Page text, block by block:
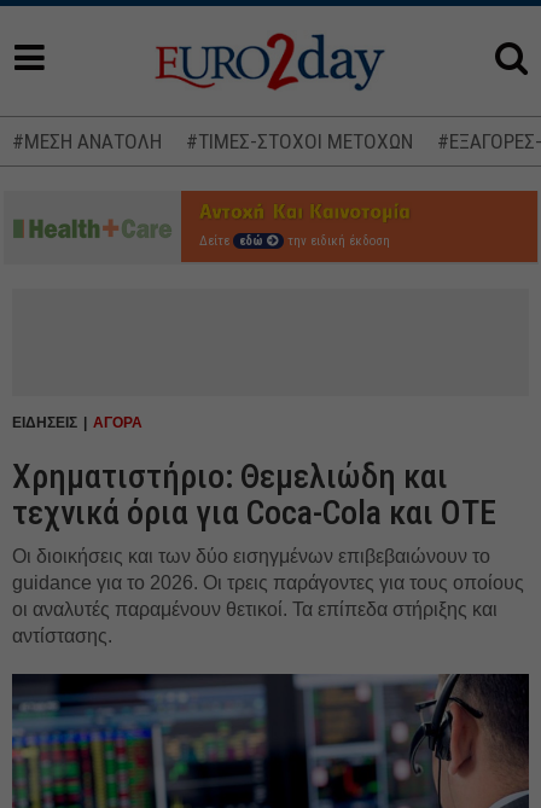
#ΜΕΣΗ ΑΝΑΤΟΛΗ #ΤΙΜΕΣ-ΣΤΟΧΟΙ ΜΕΤΟΧΩΝ
Δείτε εδώ την ειδική έκδοση
ΕΙΔΗΣΕΙΣ ΑΓΟΡΑ
Χρηματιστήριο: Θεμελιώδη και
τεχνικά όρια για Coca-Cola και ΟΤΕ
Οι διοικήσεις και των δύο εισηγμένων επιβεβαιώνουν το
guidance για το 2026. Οι τρεις παράγοντες για τους οποίους
οι αναλυτές παραμένουν θετικοί. Τα επίπεδα στήριξης και
αντίστασης.